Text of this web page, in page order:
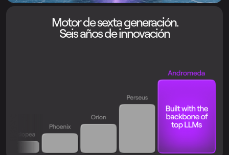
Motor de sexta generación.
Seis años de innovación